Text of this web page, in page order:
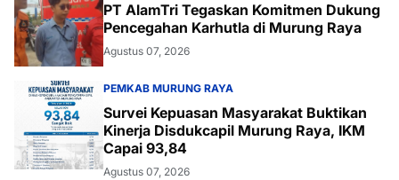
PT AlamTri Tegaskan Komitmen Dukung
Pencegahan Karhutla di Murung Raya
Agustus 07, 2026
PEMKAB MURUNG RAYA
Survei Kepuasan Masyarakat Buktikan
Kinerja Disdukcapil Murung Raya, IKM
Capai 93,84
Agustus 07, 2026